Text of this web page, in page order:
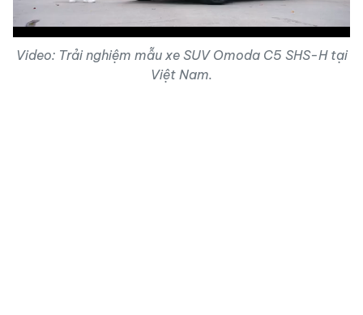
Video: Trải nghiệm mẫu xe SUV Omoda C5 SHS-H tại
Việt Nam.